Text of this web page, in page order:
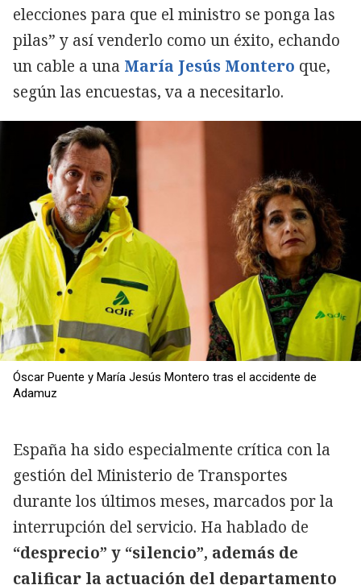
elecciones para que el ministro se ponga las
pilas” y así venderlo como un éxito, echando
un cable a una María Jesús Montero que,
según las encuestas, va a necesitarlo.
Óscar Puente y María Jesús Montero tras el accidente de
Adamuz
España ha sido especialmente crítica con la
gestión del Ministerio de Transportes
durante los últimos meses, marcados por la
interrupción del servicio. Ha hablado de
“desprecio” y “silencio”, además de
calificar la actuación del departamento